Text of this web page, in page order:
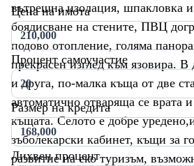
вътрешна изолация, шпакловка
боядисване на стените, ПВЦ
подово отопление, голяма
прекрасен изглед към язовира.
и друга, по-малка къща от две
автоматично отваряща се врата
къщата. Селото е добре
зъболекарски кабинет, къщи за
развитие на еко туризъм,
Цена на имота
Процент самоучастие
Размер на кредита
Лихвен процент